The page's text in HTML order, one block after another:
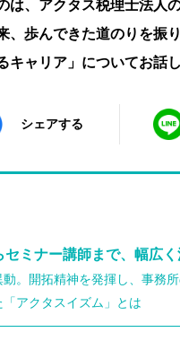
は、アクタス税理士法人
、歩んできた道のりを振
ャリア」についてお話
シェアする
ミナー講師まで、幅広
。開拓精神を発揮し、事務所
アクタスイズム」とは